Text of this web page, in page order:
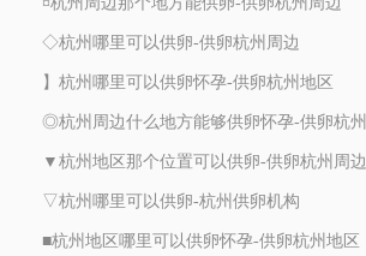
◇杭州哪里可以供卵-供卵杭州周边
】杭州哪里可以供卵怀孕-供卵杭州地区
▼杭州地区那个位置可以供卵-供卵杭州周边
▽杭州哪里可以供卵-杭州供卵机构
■杭州地区哪里可以供卵怀孕-供卵杭州地区